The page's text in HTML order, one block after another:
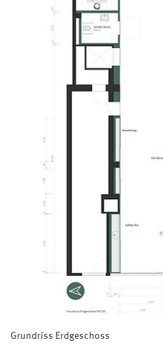
Grundriss Erdgeschoss